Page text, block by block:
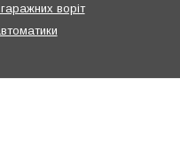
воріт